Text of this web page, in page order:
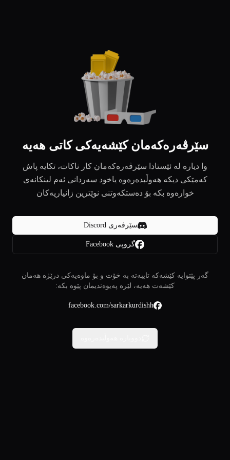
سێرڤەرەکەمان کێشەیەکی کاتی هەیە
وا دیارە لە ئێستادا سێرڤەرەکەمان کار ناکات، تکایە پاش
کەمێکی دیکە هەوڵبدەرەوە یاخود سەردانی ئەم لینکانەی
خوارەوە بکە بۆ دەستکەوتنی نوێترین زانیاریەکان
سێرڤەری Discord
گروپی Facebook
گەر پێتوایە کێشەکە تایبەتە بە خۆت و بۆ ماوەیەکی درێژە هەمان
کێشەت هەیە، لێرە پەیوەندیمان پێوە بکە:
facebook.com/sarkarkurdishh